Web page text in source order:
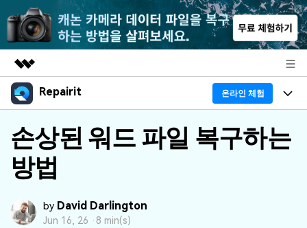
주요 제품
유틸리티
비즈니스
솔루션
회사 소개
Repairit 온라인 체험
프로그램
크로스 플랫폼 AI 복원 및 향상 도구
기능
AI 보정
손상된 워드 파일 복구하는
방법
by David Darlington
Jun 16, 26 · 8 min(s)